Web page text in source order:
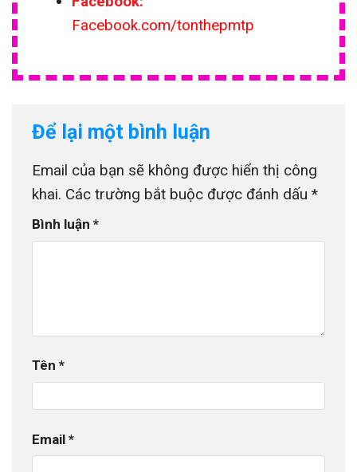
Facebook.com/tonthepmtp
Để lại một bình luận
Email của bạn sẽ không được hiển thị công
khai. Các trường bắt buộc được đánh dấu *
Bình luận *
Tên *
Email *